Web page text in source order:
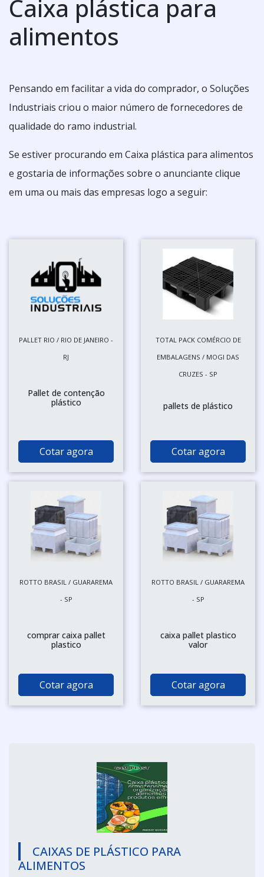
Caixa plástica para
alimentos
Pensando em facilitar a vida do comprador, o Soluções
Industriais criou o maior número de fornecedores de
qualidade do ramo industrial.
Se estiver procurando em Caixa plástica para alimentos
e gostaria de informações sobre o anunciante clique
em uma ou mais das empresas logo a seguir:
PALLET RIO / RIO DE JANEIRO -
RJ
Pallet de contenção
plástico
Cotar agora
TOTAL PACK COMÉRCIO DE
EMBALAGENS / MOGI DAS
CRUZES - SP
pallets de plástico
Cotar agora
ROTTO BRASIL / GUARAREMA
- SP
comprar caixa pallet
plastico
Cotar agora
ROTTO BRASIL / GUARAREMA
- SP
caixa pallet plastico
valor
Cotar agora
CAIXAS DE PLÁSTICO PARA
ALIMENTOS